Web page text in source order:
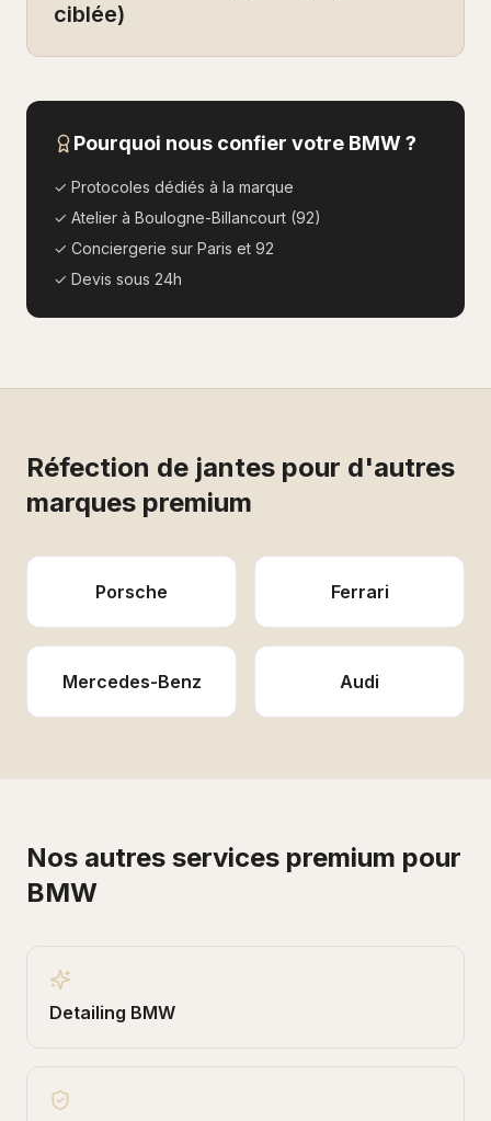
ciblée)
Pourquoi nous confier votre BMW?
✓ Protocoles dédiés à la marque
✓ Atelier à Boulogne-Billancourt (92)
✓ Conciergerie sur Paris et 92
✓ Devis sous 24h
Réfection de jantes pour d'autres
marques premium
Porsche Ferrari
Mercedes-Benz Audi
Nos autres services premium pour
BMW
Detailing BMW